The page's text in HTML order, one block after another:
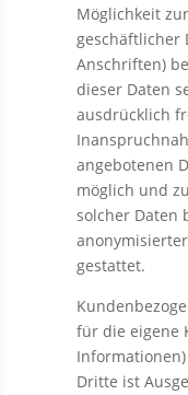
Möglichkeit
geschäftlicher
Anschriften)
dieser Daten
ausdrücklich
angebotenen
möglich und
solcher Daten
gestattet.
für die eigene
Dritte ist